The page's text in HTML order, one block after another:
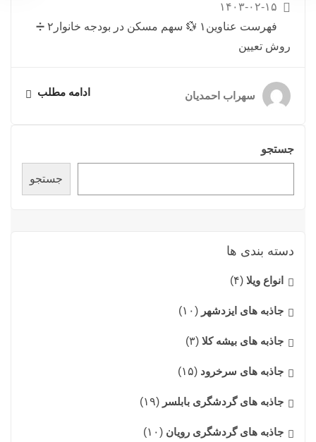
جستجو
جستجو
دسته بندی ها
انواع ویلا (۴)
جاذبه های ایزدشهر (۱۰)
جاذبه های بیشه کلا (۳)
جاذبه های سرخرود (۱۵)
جاذبه های گردشگری بابلسر (۱۹)
جاذبه های گردشگری رویان (۱۰)
۱۴۰۳-۰۲-۱۵
فهرست عناوین۱ 💱 سهم مسکن در بودجه خانوار۲ ➗
روش تعیین
سهراب احمدیان ادامه مطلب